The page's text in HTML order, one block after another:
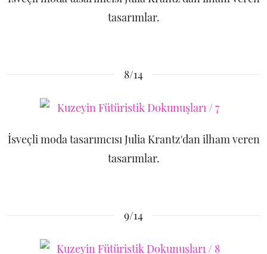
tasarımlar.
8/14
İsveçli moda tasarımcısı Julia Krantz'dan ilham veren
tasarımlar.
9/14